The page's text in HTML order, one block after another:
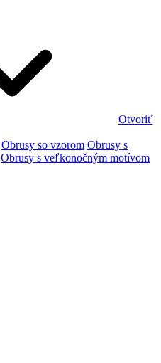
Otvoriť
Obrusy so vzorom Obrusy s
Obrusy s veľkonočným motívom